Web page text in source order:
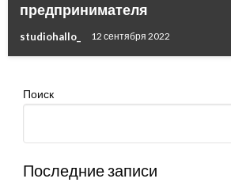
предпринимателя
studiohallo_ 12 сентября 2022
Поиск
Последние записи